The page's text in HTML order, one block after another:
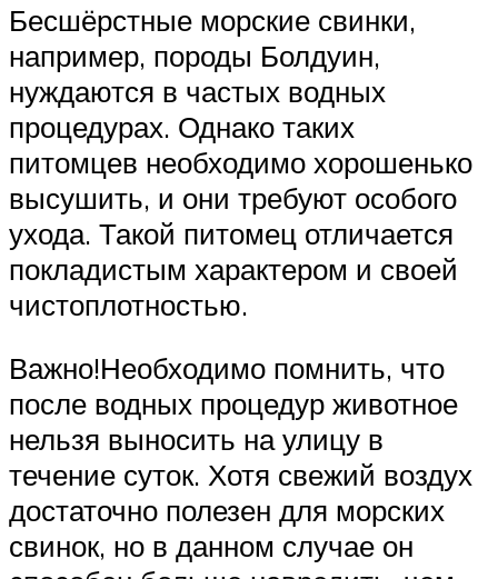
Бесшёрстные морские свинки,
например, породы Болдуин,
нуждаются в частых водных
процедурах. Однако таких
питомцев необходимо хорошенько
высушить, и они требуют особого
ухода. Такой питомец отличается
покладистым характером и своей
чистоплотностью.
Важно!Необходимо помнить, что
после водных процедур животное
нельзя выносить на улицу в
течение суток. Хотя свежий воздух
достаточно полезен для морских
свинок, но в данном случае он